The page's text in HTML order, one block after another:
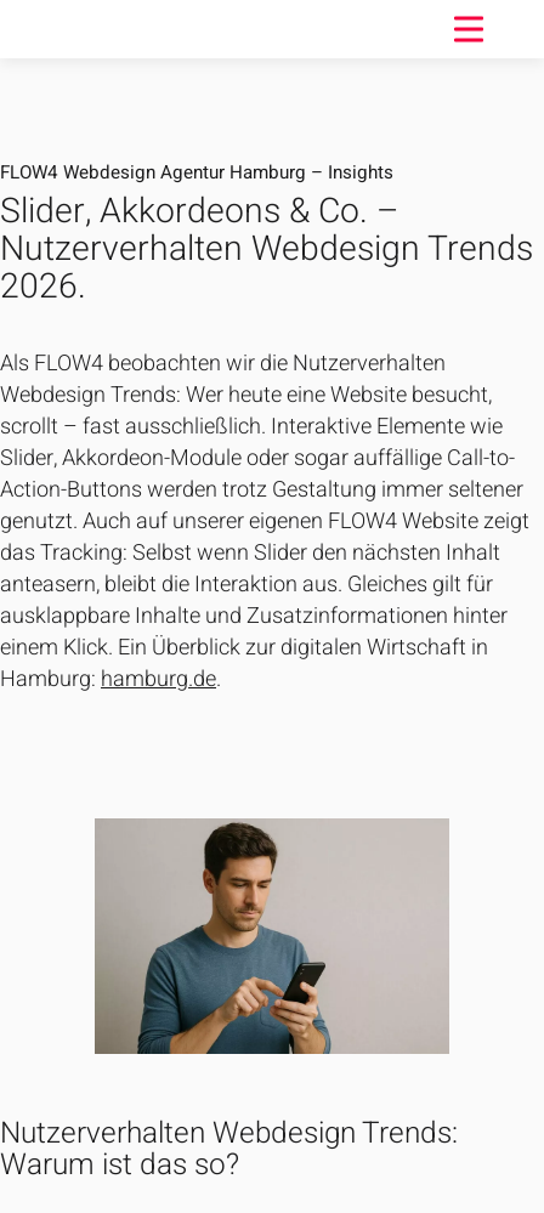
FLOW4 Webdesign Agentur Hamburg – Insights
Slider, Akkordeons & Co. –
Nutzerverhalten Webdesign Trends
2026.
Als FLOW4 beobachten wir die Nutzerverhalten
Webdesign Trends: Wer heute eine Website besucht,
scrollt – fast ausschließlich. Interaktive Elemente wie
Slider, Akkordeon-Module oder sogar auffällige Call-to-
Action-Buttons werden trotz Gestaltung immer seltener
genutzt. Auch auf unserer eigenen FLOW4 Website zeigt
das Tracking: Selbst wenn Slider den nächsten Inhalt
anteasern, bleibt die Interaktion aus. Gleiches gilt für
ausklappbare Inhalte und Zusatzinformationen hinter
einem Klick. Ein Überblick zur digitalen Wirtschaft in
Hamburg:hamburg.de.
Nutzerverhalten Webdesign Trends:
Warum ist das so?